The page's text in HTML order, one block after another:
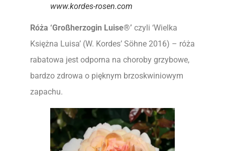
www.kordes-rosen.com
Róża ‘Großherzogin Luise®’ czyli ‘Wielka
Księżna Luisa’ (W. Kordes’ Söhne 2016) – róża
rabatowa jest odporna na choroby grzybowe,
bardzo zdrowa o pięknym brzoskwiniowym
zapachu.